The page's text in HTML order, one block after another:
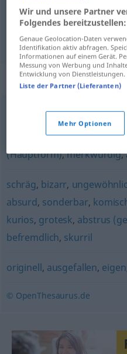
eigenaardig eigentümlich
eigen(aan),typisch(voor)
Synonyme
,komisch,
ungewöhnlich,eigenartig,
(Hauptform),merkwürdig,
schräg, bizarr,
absurd, sonderbar,
kurios, grotesk, abstrus
befremdlich, skurril
originell, ausgefallen, eigen
© OpenThesaurus.de
Wir und unsere Partner
Folgendes bereitzustellen:
Genaue Geolocation-Daten
Identifikation aktiv abfragen.
Informationen auf einem Gerät.
Messung von Werbung und
Entwicklung von Dienstleistungen.
Liste der Partner (Lieferanten)
Mehr Optionen